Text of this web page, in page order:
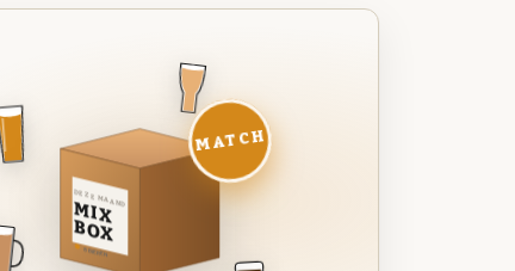
DEZE MAAND
MIX
BOX
8 BIEREN
MATCH